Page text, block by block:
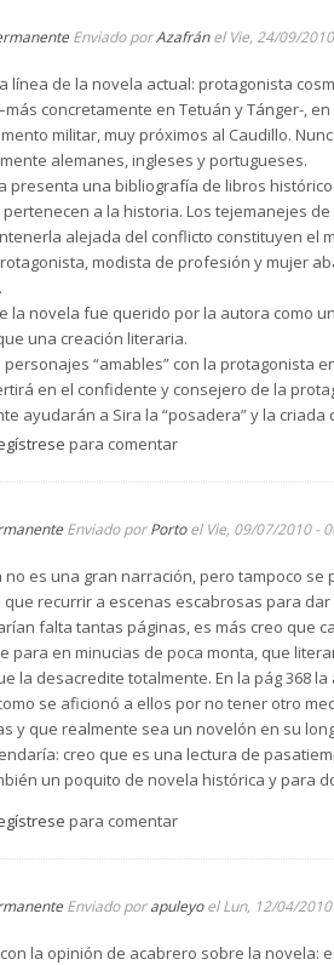
Enviado porAzafránel Vie, 24/09/
línea de la novela actual: protagonista
concretamente en Tetuán y Tánger-,
militar, muy próximos al Caudillo.
alemanes, ingleses y portugueses.
presenta una bibliografía de libros
a la historia. Los tejemanejes
alejada del conflicto constituyen el
modista de profesión y mujer
la novela fue querido por la autora como
una creación literaria.
personajes “amables” con la protagonista
en el confidente y consejero de la
ayudarán a Sira la “posadera” y la
provenientes de las capas
de la protagonista y provoca el deseo de
lector un panorama de la situación
Marruecos también era España.
mantienen una línea de conducta
la “bondad” en la defensa de los ideales
los países de Eje, de inspiración nazi.
que surgirá entre Sira y Rosalinda Fox
político. En las demás relaciones
para comentar
Enviado porPortoel Vie, 09/07/2010 -
no es una gran narración, pero tampoco
recurrir a escenas escabrosas para
falta tantas páginas, es más creo que
para en minucias de poca monta, que
la desacredite totalmente. En la pág 368
se aficionó a ellos por no tener otro
y que realmente sea un novelón en su
creo que es una lectura de
un poquito de novela histórica y para
para comentar
Enviado porapuleyoel Lun, 12/04/2010
la opinión de acabrero sobre la novela: